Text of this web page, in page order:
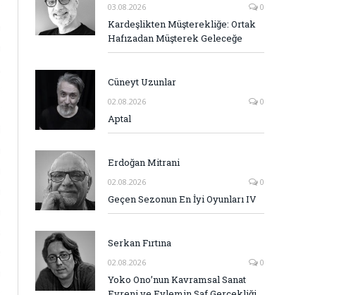
03.08.2026 0
Kardeşlikten Müşterekliğe: Ortak
Hafızadan Müşterek Geleceğe
Cüneyt Uzunlar
02.08.2026 0
Aptal
Erdoğan Mitrani
02.08.2026 0
Geçen Sezonun En İyi Oyunları IV
Serkan Fırtına
02.08.2026 0
Yoko Ono’nun Kavramsal Sanat